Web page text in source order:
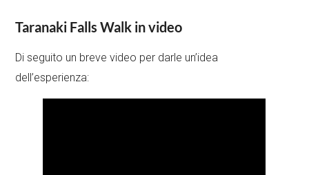
Taranaki Falls Walk in video
Di seguito un breve video per darle un’idea
dell’esperienza: